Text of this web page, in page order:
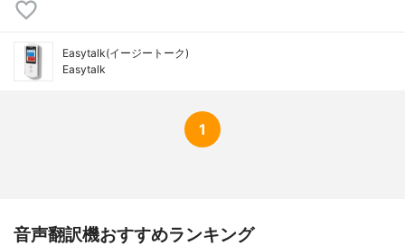
Easytalk(イージートーク)
Easytalk
1
音声翻訳機おすすめランキング